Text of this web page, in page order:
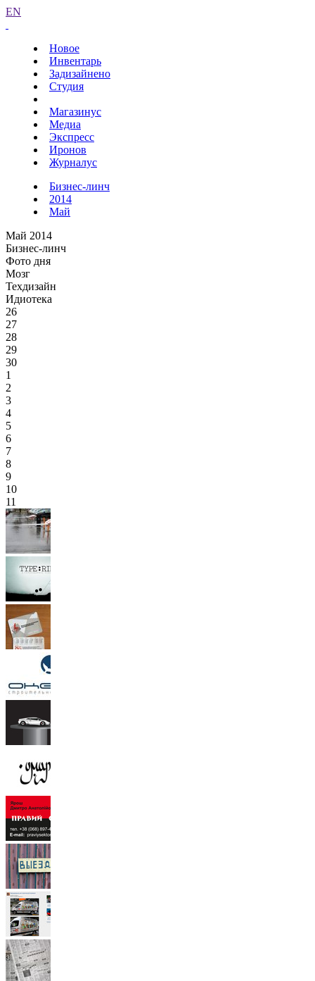
EN
Новое
Инвентарь
Задизайнено
Студия
Магазинус
Медиа
Экспресс
Иронов
Журналус
Бизнес-линч
2014
Май
Май 2014
Бизнес-линч
Фото дня
Мозг
Техдизайн
Идиотека
26
27
28
29
30
1
2
3
4
5
6
7
8
9
10
11